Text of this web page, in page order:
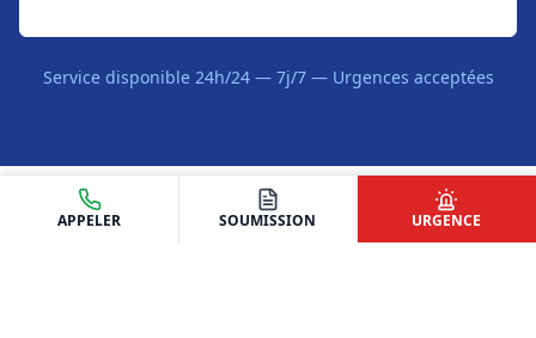
Service disponible 24h/24 — 7j/7 — Urgences acceptées
APPELER SOUMISSION URGENCE